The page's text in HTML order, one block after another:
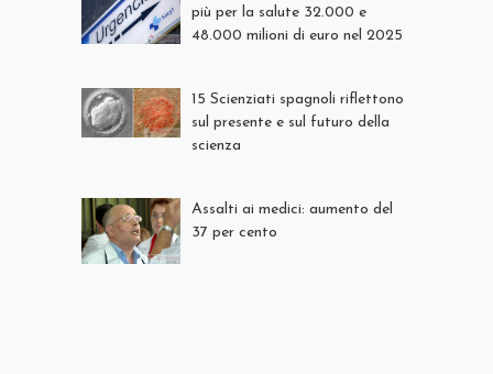
più per la salute 32.000 e
48.000 milioni di euro nel 2025
15 Scienziati spagnoli riflettono
sul presente e sul futuro della
scienza
Assalti ai medici: aumento del
37 per cento